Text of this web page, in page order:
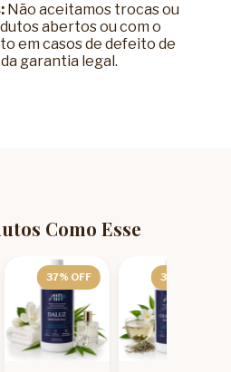
Não aceitamos trocas ou
abertos ou com o
em casos de defeito de
garantia legal.
Como Esse
37% OFF 37